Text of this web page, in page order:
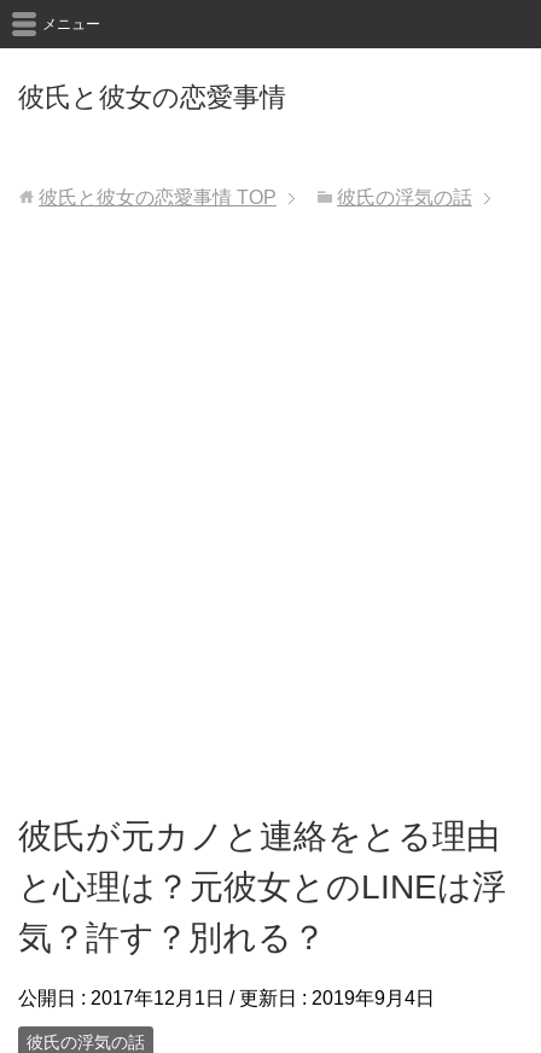
彼氏と彼女の恋愛事情
メニュー
彼氏と彼女の恋愛事情 TOP 彼氏の浮気の話
彼氏が元カノと連絡をとる理由
と心理は？元彼女とのLINEは浮
気？許す？別れる？
公開日 : 2017年12月1日 / 更新日 : 2019年9月4日
彼氏の浮気の話